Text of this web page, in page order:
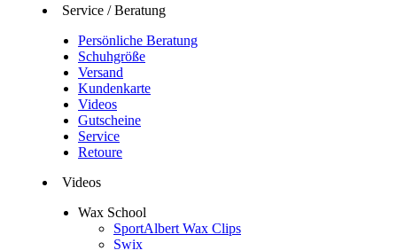
Service / Beratung
Persönliche Beratung
Schuhgröße
Versand
Kundenkarte
Videos
Gutscheine
Service
Retoure
Videos
Wax School
SportAlbert Wax Clips
Swix